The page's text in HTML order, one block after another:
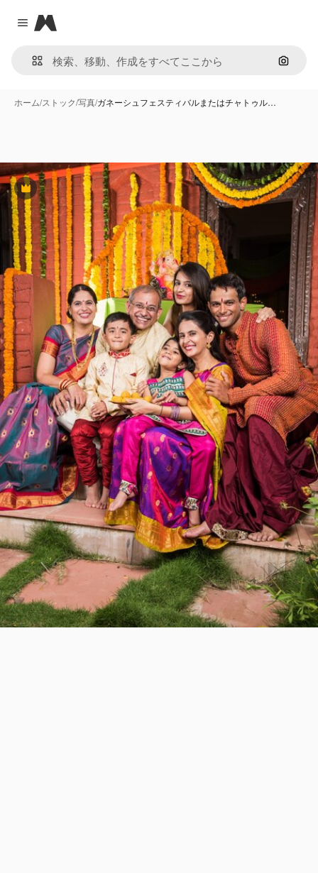
Close menu
Magnific
画像で
ホーム/ストック/写真/ガネーシュフェスティバルまたはチャトゥル…
Premium